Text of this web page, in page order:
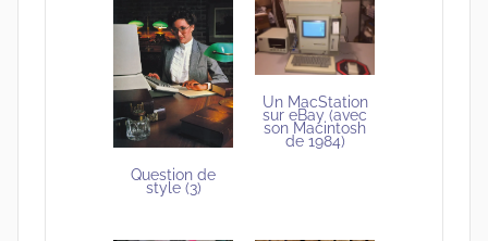
Question de
style (3)
Un MacStation
sur eBay (avec
son Macintosh
de 1984)